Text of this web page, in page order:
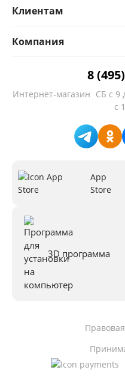
Клиентам
Компания
8
Интернет-магазин СБ с 9
с
App
Store
3D программа